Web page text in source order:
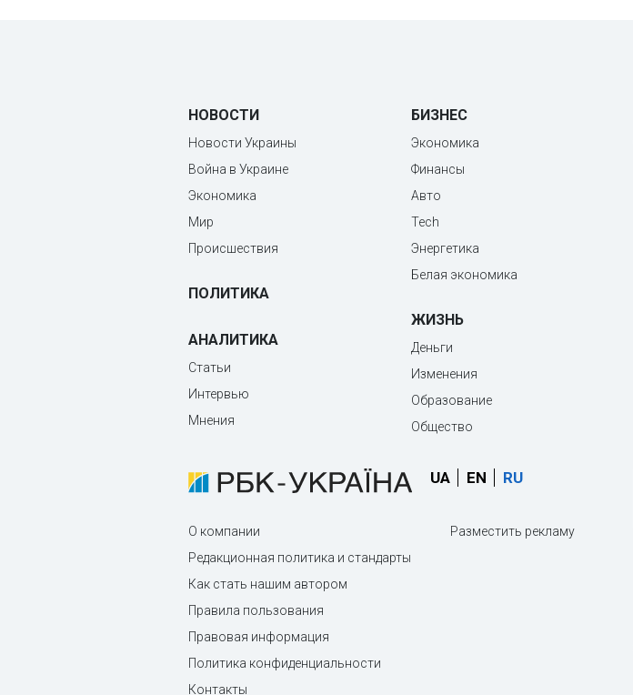
НОВОСТИ
Новости Украины
Война в Украине
Экономика
Мир
Происшествия
ПОЛИТИКА
АНАЛИТИКА
Статьи
Интервью
Мнения
БИЗНЕС
Экономика
Финансы
Авто
Tech
Энергетика
Белая экономика
ЖИЗНЬ
Деньги
Изменения
Образование
Общество
UA EN RU
О компании
Редакционная политика и стандарты
Как стать нашим автором
Правила пользования
Правовая информация
Политика конфиденциальности
Контакты
Разместить рекламу